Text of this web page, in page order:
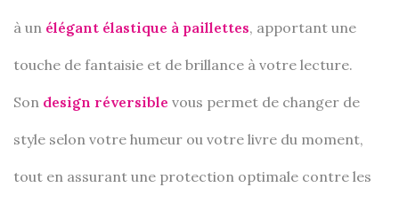
à un élégant élastique à paillettes, apportant une
touche de fantaisie et de brillance à votre lecture.
Son design réversible vous permet de changer de
style selon votre humeur ou votre livre du moment,
tout en assurant une protection optimale contre les